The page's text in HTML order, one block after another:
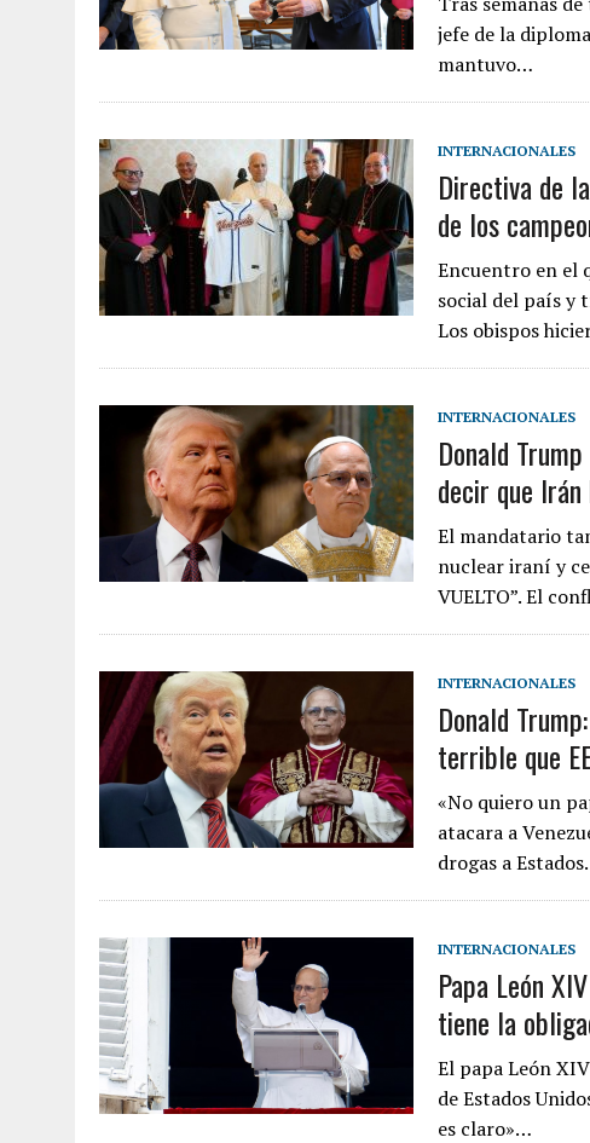
jefe de la
mantuvo…
INTERNACIONALES
Directiva de
de los
Encuentro en el
social del país y
Los obispos
INTERNACIONALES
Donald
decir que
El mandatario
nuclear iraní y
VUELTO”. El
INTERNACIONALES
Donald
terrible que
«No quiero un
atacara a
drogas a
INTERNACIONALES
Papa León
tiene la
El papa León
de Estados
es claro»…